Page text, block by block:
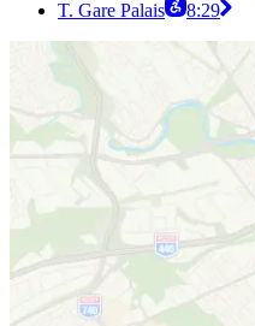
T. Gare Palais
8:29